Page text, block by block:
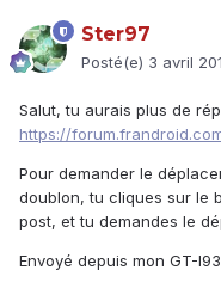
Ster97
Posté(e) 3 avril
Salut, tu aurais plus de
https://
Pour demander le
doublon, tu cliques sur le
post, et tu demandes le
Envoyé depuis mon GT-